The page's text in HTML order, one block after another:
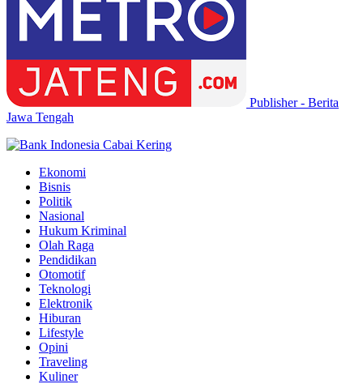
Publisher - Berita
Jawa Tengah
Ekonomi
Bisnis
Politik
Nasional
Hukum Kriminal
Olah Raga
Pendidikan
Otomotif
Teknologi
Elektronik
Hiburan
Lifestyle
Opini
Traveling
Kuliner